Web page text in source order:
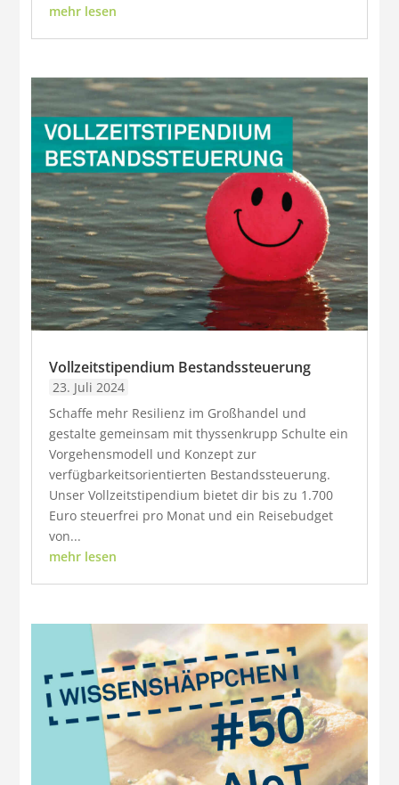
mehr lesen
Vollzeitstipendium Bestandssteuerung
23. Juli 2024
Schaffe mehr Resilienz im Großhandel und
gestalte gemeinsam mit thyssenkrupp Schulte ein
Vorgehensmodell und Konzept zur
verfügbarkeitsorientierten Bestandssteuerung.
Unser Vollzeitstipendium bietet dir bis zu 1.700
Euro steuerfrei pro Monat und ein Reisebudget
von...
mehr lesen